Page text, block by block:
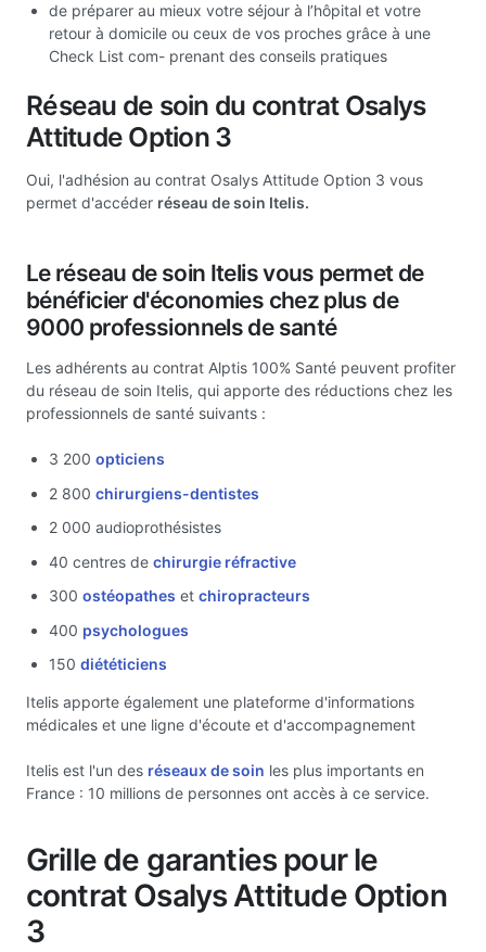
de préparer au mieux votre séjour à l’hôpital et votre
retour à domicile ou ceux de vos proches grâce à une
Check List com- prenant des conseils pratiques
Réseau de soin du contrat Osalys
Attitude Option 3
Oui, l'adhésion au contrat Osalys Attitude Option 3 vous
permet d'accéder réseau de soin Itelis.
Le réseau de soin Itelis vous permet de
bénéficier d'économies chez plus de
9000 professionnels de santé
Les adhérents au contrat Alptis 100% Santé peuvent profiter
du réseau de soin Itelis, qui apporte des réductions chez les
professionnels de santé suivants :
3 200 opticiens
2 800 chirurgiens-dentistes
2 000 audioprothésistes
40 centres de chirurgie réfractive
300 ostéopathes et chiropracteurs
400 psychologues
150 diététiciens
Itelis apporte également une plateforme d'informations
médicales et une ligne d'écoute et d'accompagnement
Itelis est l'un des réseaux de soin les plus importants en
France : 10 millions de personnes ont accès à ce service.
Grille de garanties pour le
contrat Osalys Attitude Option
3